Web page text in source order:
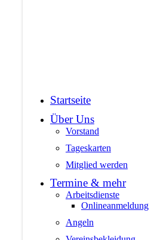
Startseite
Über Uns
Vorstand
Tageskarten
Mitglied werden
Termine & mehr
Arbeitsdienste
Onlineanmeldung
Angeln